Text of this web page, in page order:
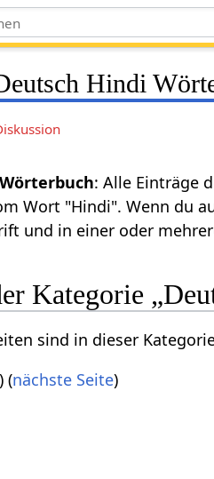
Hindi
: Alle Einträge
Wort "Hindi". Wenn du
und in einer oder
Kategorie
sind in dieser
(nächste Seite)